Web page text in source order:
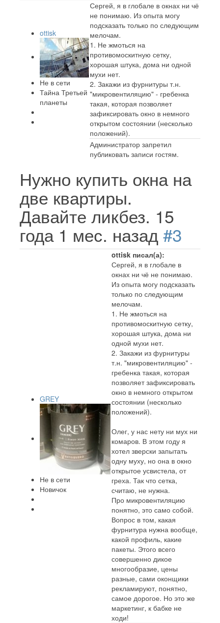
ottisk
Не в сети
Тайна Третьей
планеты
Сергей, я в глобале в окнах ни чё
не понимаю. Из опыта могу
подсказать только по следующим
мелочам.
1. Не жмоться на
противомоскитную сетку,
хорошая штука, дома ни одной
мухи нет.
2. Закажи из фурнитуры т.н.
"микровентиляцию" - гребенка
такая, которая позволяет
зафиксировать окно в немного
открытом состоянии (несколько
положений).
Администратор запретил
публиковать записи гостям.
Нужно купить окна на
две квартиры.
Давайте ликбез. 15
года 1 мес. назад #3
GREY
Не в сети
Новичок
ottisk писал(а):
Сергей, я в глобале в
окнах ни чё не понимаю.
Из опыта могу подсказать
только по следующим
мелочам.
1. Не жмоться на
противомоскитную сетку,
хорошая штука, дома ни
одной мухи нет.
2. Закажи из фурнитуры
т.н. "микровентиляцию" -
гребенка такая, которая
позволяет зафиксировать
окно в немного открытом
состоянии (несколько
положений).
Олег, у нас нету ни мух ни
комаров. В этом году я
хотел зверски запытать
одну муху, но она в окно
открытое усвистела, от
греха. Так что сетка,
считаю, не нужна.
Про микровентиляцию
понятно, это само собой.
Вопрос в том, какая
фурнитура нужна вообще,
какой профиль, какие
пакеты. Этого всего
совершенно дикое
многообразие, цены
разные, сами оконщики
рекламируют, понятно,
самое дорогое. Но это же
маркетинг, к бабке не
ходи!